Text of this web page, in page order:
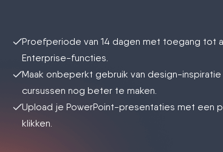
Proefperiode van 14 dagen met toegang tot
Enterprise-functies.
Maak onbeperkt gebruik van design-
cursussen nog beter te maken.
Upload je PowerPoint-presentaties met een
klikken.